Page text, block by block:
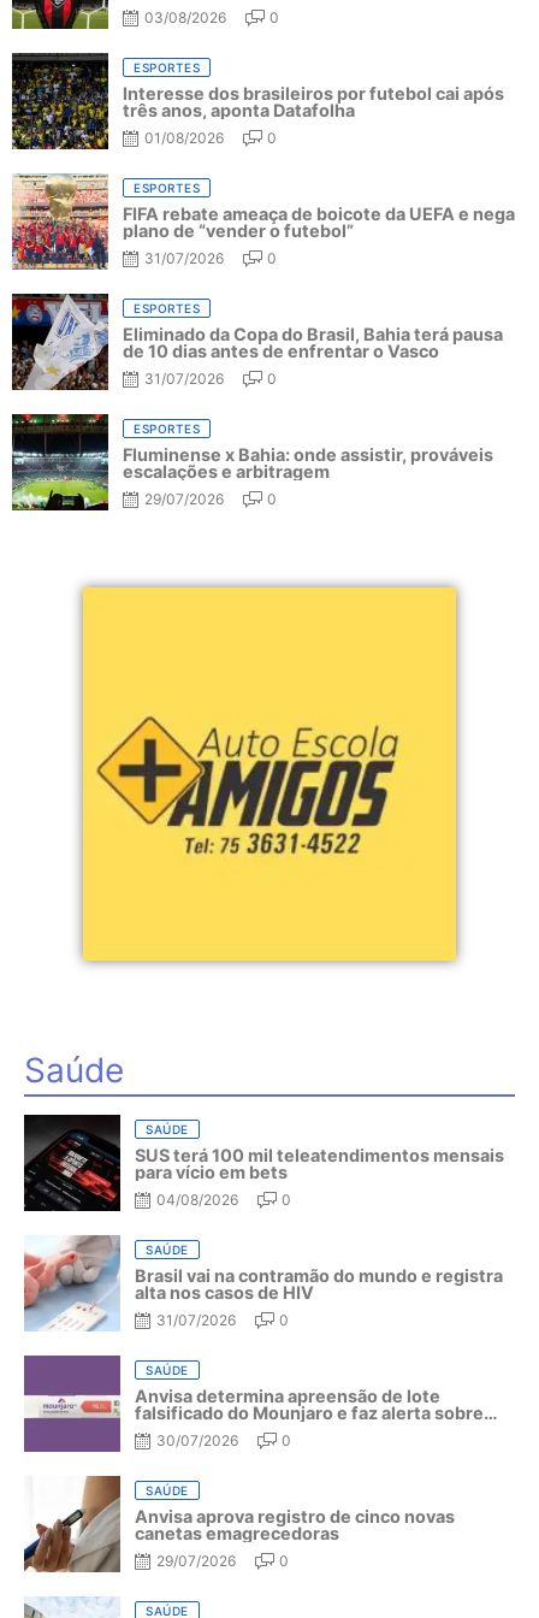
03/08/2026 0
ESPORTES
Interesse dos brasileiros por futebol cai após
três anos, aponta Datafolha
01/08/2026 0
ESPORTES
FIFA rebate ameaça de boicote da UEFA e nega
plano de “vender o futebol”
31/07/2026 0
ESPORTES
Eliminado da Copa do Brasil, Bahia terá pausa
de 10 dias antes de enfrentar o Vasco
31/07/2026 0
ESPORTES
Fluminense x Bahia: onde assistir, prováveis
escalações e arbitragem
29/07/2026 0
Saúde
SAÚDE
SUS terá 100 mil teleatendimentos mensais
para vício em bets
04/08/2026 0
SAÚDE
Brasil vai na contramão do mundo e registra
alta nos casos de HIV
31/07/2026 0
SAÚDE
Anvisa determina apreensão de lote
falsificado do Mounjaro e faz alerta sobre
riscos do medicamento
30/07/2026 0
SAÚDE
Anvisa aprova registro de cinco novas
canetas emagrecedoras
29/07/2026 0
SAÚDE